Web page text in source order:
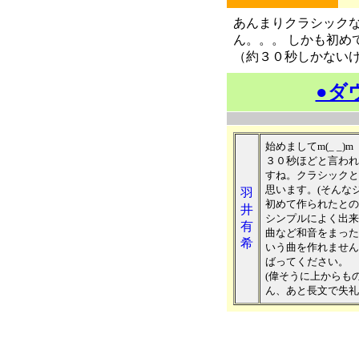
あんまりクラシック
ん。。。 しかも初め
（約３０秒しかない
●ダ
羽
井
有
希
始めましてm(_ _)m
３０秒ほどと言わ
すね。クラシック
思います。(そんな
初めて作られたと
シンプルによく出
曲など和音をまっ
いう曲を作れませ
ばってください。
(偉そうに上からも
ん、あと長文で失